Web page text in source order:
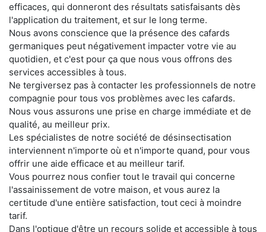
efficaces, qui donneront des résultats satisfaisants dès
l'application du traitement, et sur le long terme.
Nous avons conscience que la présence des cafards
germaniques peut négativement impacter votre vie au
quotidien, et c'est pour ça que nous vous offrons des
services accessibles à tous.
Ne tergiversez pas à contacter les professionnels de notre
compagnie pour tous vos problèmes avec les cafards.
Nous vous assurons une prise en charge immédiate et de
qualité, au meilleur prix.
Les spécialistes de notre société de désinsectisation
interviennent n'importe où et n'importe quand, pour vous
offrir une aide efficace et au meilleur tarif.
Vous pourrez nous confier tout le travail qui concerne
l'assainissement de votre maison, et vous aurez la
certitude d'une entière satisfaction, tout ceci à moindre
tarif.
Dans l'optique d'être un recours solide et accessible à tous